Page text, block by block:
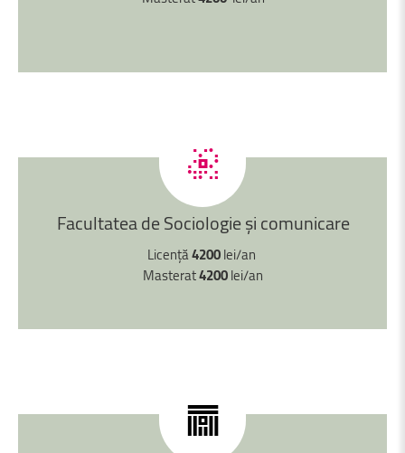
FacultateadeSociologieșicomunicare
Licență4200lei/an
Masterat4200lei/an